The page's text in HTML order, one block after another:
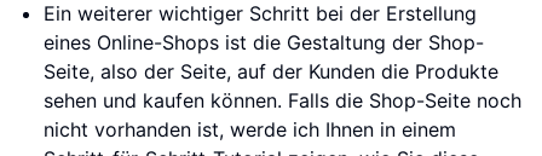
Ein weiterer wichtiger Schritt bei der Erstellung
eines Online-Shops ist die Gestaltung der Shop-
Seite, also der Seite, auf der Kunden die Produkte
sehen und kaufen können. Falls die Shop-Seite noch
nicht vorhanden ist, werde ich Ihnen in einem